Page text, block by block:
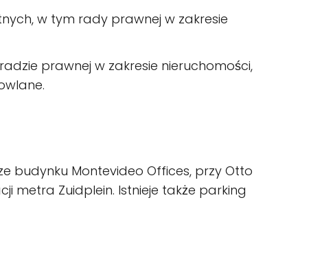
w tym rady prawnej w zakresie
prawnej w zakresie nieruchomości,
budynku Montevideo Offices, przy Otto
metra Zuidplein. Istnieje także parking